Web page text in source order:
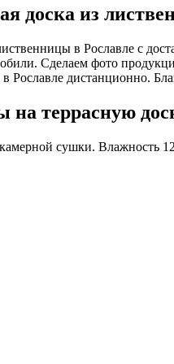
доска из
в Рославле с
Сделаем фото
Рославле дистанционно.
на террасную
сушки. Влажность